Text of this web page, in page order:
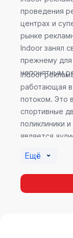
проведения
центрах и
рынке
Indoor занял
прежнему для
непонятным
Indoor
работающая
потоком. Это
спортивные
поликлиники
является
местах
покупателя
Ещё